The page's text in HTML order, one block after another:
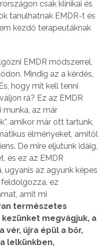
csak klinikai és
tanulhatnak EMDR-t és
kezdő terapeutáknak
EMDR módszerrel,
Mindig az a kérdés,
hogy mit kell tenni
rá? Ez az EMDR
az már
amikor már ott tartunk,
élményeket, amitől
De mire eljutunk idáig,
és ez az EMDR
ugyanis az agyunk képes
ez
amit mi
természetes
megvágjuk, a
vér, újra épül a bőr,
lelkünkben,